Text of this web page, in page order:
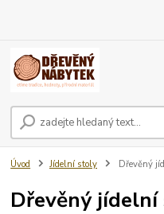
Úvod Jídelní stoly Dřevěný
Dřevěný